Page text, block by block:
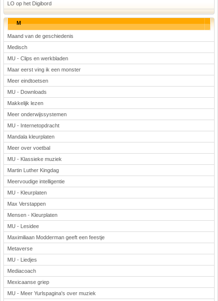
LO op het Digibord
M
Maand van de geschiedenis
Medisch
MU - Clips en werkbladen
Maar eerst ving ik een monster
Meer eindtoetsen
MU - Downloads
Makkelijk lezen
Meer onderwijssystemen
MU - Internetopdracht
Mandala kleurplaten
Meer over voetbal
MU - Klassieke muziek
Martin Luther Kingdag
Meervoudige intelligentie
MU - Kleurplaten
Max Verstappen
Mensen - Kleurplaten
MU - Lesidee
Maximiliaan Modderman geeft een feestje
Metaverse
MU - Liedjes
Mediacoach
Mexicaanse griep
MU - Meer Yurlspagina's over muziek